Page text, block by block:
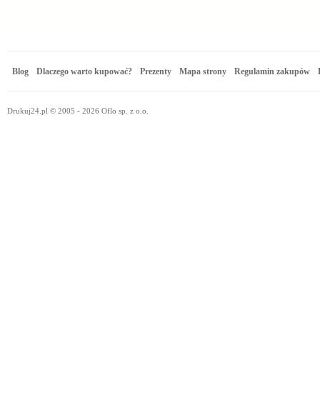
Blog Dlaczego warto kupować? Prezenty Mapa strony Regulamin zakupów
Drukuj24.pl © 2005 - 2026 Oflo sp. z o.o.